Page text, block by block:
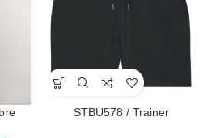
STBU578 / Trainer